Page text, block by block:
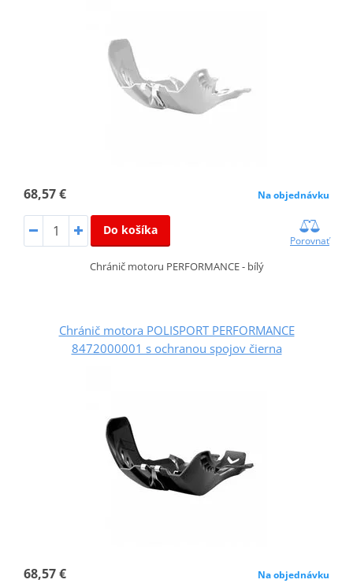
68,57 € Na objednávku
Do košíka
Porovnať
Chránič motoru PERFORMANCE - bílý
Chránič motora POLISPORT PERFORMANCE
8472000001 s ochranou spojov čierna
68,57 € Na objednávku